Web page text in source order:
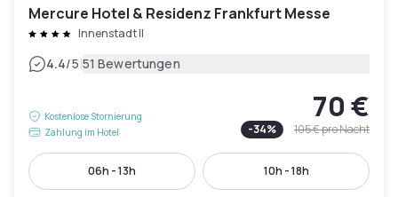
Mercure Hotel & Residenz Frankfurt Messe
Innenstadt II
4.4/5|51 Bewertungen
Kostenlose Stornierung
Zahlung im Hotel
70 €
-34% 105 €pro Nacht
06h - 13h 10h - 18h